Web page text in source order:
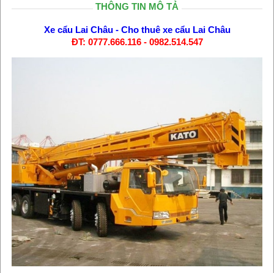
THÔNG TIN MÔ TẢ
Xe cẩu Lai Châu- Cho thuê xe cẩu Lai Châu
ĐT: 0777.666.116 - 0982.514.547